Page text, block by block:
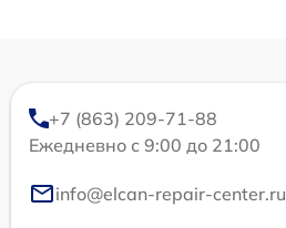
+7 (863) 209-71-88
Ежедневно с 9:00 до 21:00
info@elcan-repair-center.ru